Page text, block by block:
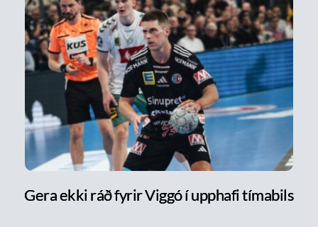
Gera ekki ráð fyrir Viggó í upphafi tímabils